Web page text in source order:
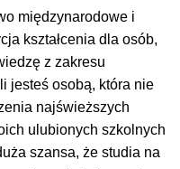
międzynarodowe i
kształcenia dla osób,
z zakresu
jesteś osobą, która nie
najświeższych
ulubionych szkolnych
szansa, że studia na